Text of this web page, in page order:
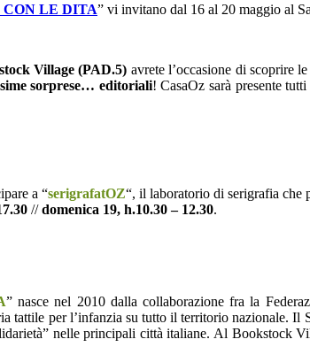
CON LE DITA” vi invitano dal 16 al 20 maggio al
Village (PAD.5) avrete l’occasione di scoprire
sorprese… editoriali! CasaOz sarà presente
a “serigrafatOZ“, il laboratorio di serigrafia che
//domenica 19, h.10.30 – 12.30.
” nasce nel 2010 dalla collaborazione fra la
tattile per l’infanzia su tutto il territorio nazionale.
nelle principali città italiane. Al Bookstock